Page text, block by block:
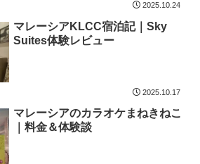
2025.10.24
マレーシアKLCC宿泊記｜Sky
Suites体験レビュー
2025.10.17
マレーシアのカラオケまねきねこ
｜料金＆体験談